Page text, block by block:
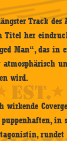
Track
Titel her
Man“, das in
wird.
wirkende
in